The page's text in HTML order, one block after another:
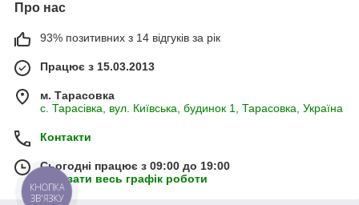
Про нас
93% позитивних з 14 відгуків за рік
Працює з 15.03.2013
м. Тарасовка
с. Тарасівка, вул. Київська, будинок 1, Тарасовка, Україна
Контакти
Сьогодні працює з 09:00 до 19:00
Показати весь графік роботи
КНОПКА
ЗВ'ЯЗКУ